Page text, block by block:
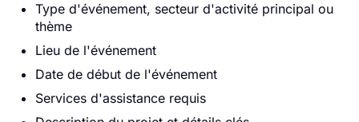
Type d'événement, secteur d'activité principal ou
thème
Lieu de l'événement
Date de début de l'événement
Services d'assistance requis